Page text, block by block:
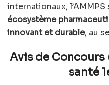
internationaux, l’AMMPS
écosystème
innovant et durable, au
Avis de Concours
santé